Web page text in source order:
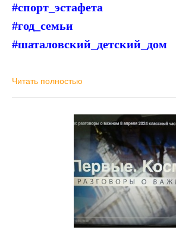
#спорт_эстафета
#год_семьи
#шаталовский_детский_дом
Читать полностью